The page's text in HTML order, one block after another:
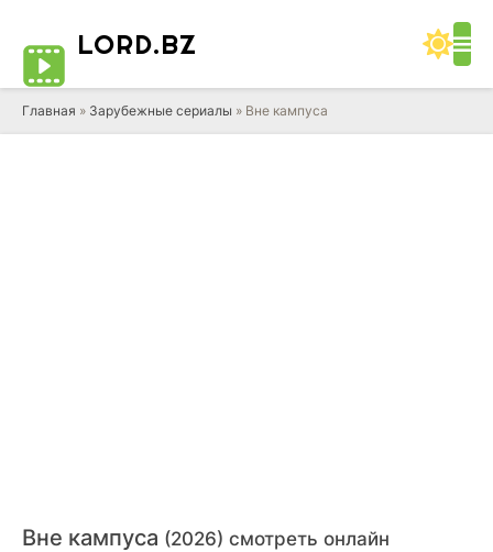
LORD.BZ
Главная » Зарубежные сериалы » Вне кампуса
Вне кампуса (2026) смотреть онлайн